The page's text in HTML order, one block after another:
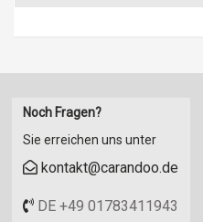
Noch Fragen?
Sie erreichen uns unter
kontakt@carandoo.de
DE +49 01783411943